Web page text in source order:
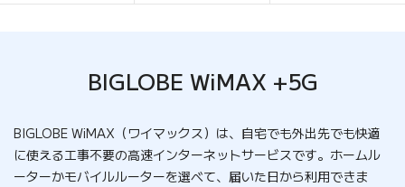
BIGLOBE WiMAX +5G
BIGLOBE WiMAX（ワイマックス）は、自宅でも外出先でも快適
に使える工事不要の高速インターネットサービスです。 ホームル
ーターかモバイルルーターを選べて、届いた日から利用できま